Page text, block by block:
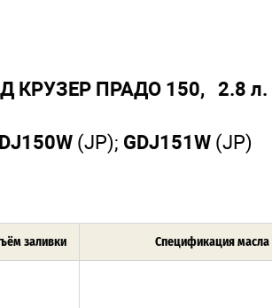
КРУЗЕР ПРАДО 150, 2.8 л.
(JP); GDJ151W (JP)
заливки Спецификация масла